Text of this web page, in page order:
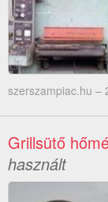
szerszampiac.hu –
Grillsütő
használt